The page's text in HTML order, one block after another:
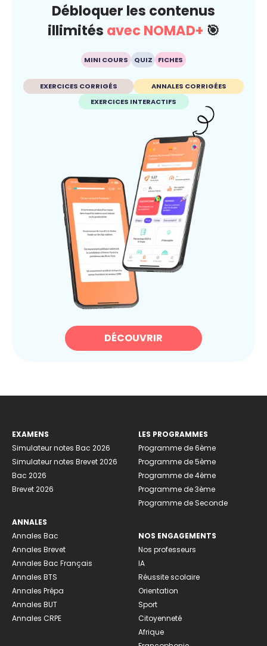
Débloquer les contenus
illimités avec NOMAD+ 🎯
MINI COURS QUIZ FICHES
EXERCICES CORRIGÉS
ANNALES CORRIGÉES
EXERCICES INTERACTIFS
DÉCOUVRIR
EXAMENS
Simulateur notes Bac 2026
Simulateur notes Brevet 2026
Bac 2026
Brevet 2026
ANNALES
Annales Bac
Annales Brevet
Annales Bac Français
Annales BTS
Annales Prépa
Annales BUT
Annales CRPE
LES PROGRAMMES
Programme de 6ème
Programme de 5ème
Programme de 4ème
Programme de 3ème
Programme de Seconde
NOS ENGAGEMENTS
Nos professeurs
IA
Réussite scolaire
Orientation
Sport
Citoyenneté
Afrique